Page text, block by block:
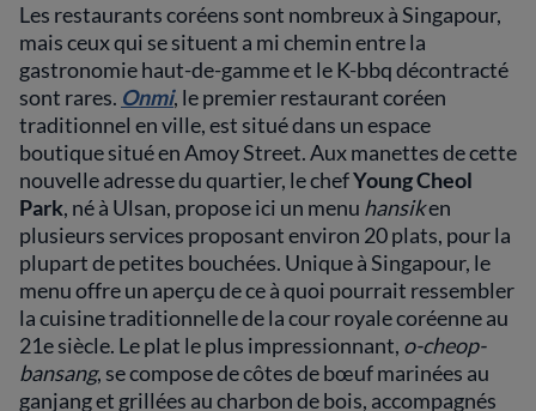
Les restaurants coréens sont nombreux à Singapour,
mais ceux qui se situent a mi chemin entre la
gastronomie haut-de-gamme et le K-bbq décontracté
sont rares. Onmi, le premier restaurant coréen
traditionnel en ville, est situé dans un espace
boutique situé en Amoy Street. Aux manettes de cette
nouvelle adresse du quartier, le chefYoung Cheol
Park, né à Ulsan, propose ici un menu hansiken
plusieurs services proposant environ 20 plats, pour la
plupart de petites bouchées. Unique à Singapour, le
menu offre un aperçu de ce à quoi pourrait ressembler
la cuisine traditionnelle de la cour royale coréenne au
21e siècle. Le plat le plus impressionnant, o-cheop-
bansang, se compose de côtes de bœuf marinées au
ganjang et grillées au charbon de bois, accompagnés